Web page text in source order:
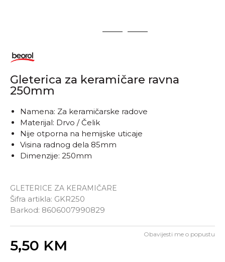
2 3
Gleterica za keramičare ravna
250mm
GLETERICE ZA KERAMIČARE
Šifra artikla: GKR250
Barkod: 8606007990829
Namena: Za keramičarske radove
Materijal: Drvo / Čelik
Nije otporna na hemijske uticaje
Visina radnog dela 85mm
Dimenzije: 250mm
5,50 KM
Obavijesti me o popustu